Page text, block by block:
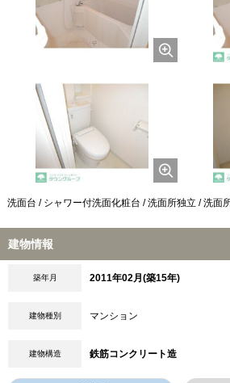
洗面台 / シャワー付洗面化粧台 / 洗面所独立 / 洗面
建物情報
築年月 2011年02月(築15年)
建物種別 マンション
建物構造 鉄筋コンクリート造